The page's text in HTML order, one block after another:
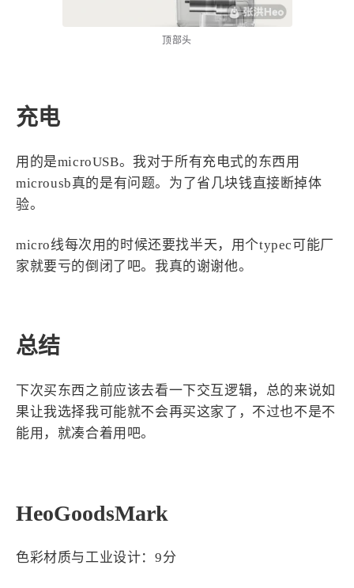
顶部头
充电
用的是microUSB。我对于所有充电式的东西用
microusb真的是有问题。为了省几块钱直接断掉体
验。
micro线每次用的时候还要找半天，用个typec可能厂
家就要亏的倒闭了吧。我真的谢谢他。
总结
下次买东西之前应该去看一下交互逻辑，总的来说如
果让我选择我可能就不会再买这家了，不过也不是不
能用，就凑合着用吧。
HeoGoodsMark
色彩材质与工业设计：9分